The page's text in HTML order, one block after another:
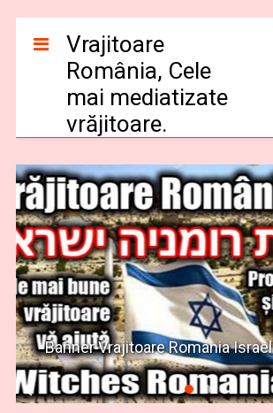
Vrajitoare
România, Cele
mai mediatizate
vrăjitoare.
Banner Vrajitoare Romania Israel